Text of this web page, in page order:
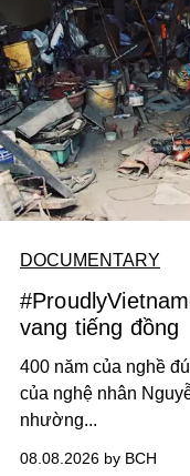
DOCUMENTARY
vang tiếng đồng
400 năm của nghề
của nghệ nhân
nhường...
08.08.2026 by BCH